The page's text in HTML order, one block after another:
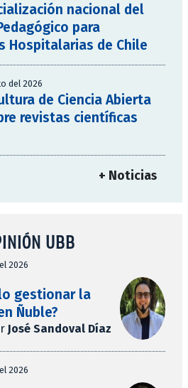
nacional del
para
Hospitalarias de Chile
del 2026
de Ciencia Abierta
revistas científicas
+ Noticias
UBB
2026
gestionar la
Ñuble?
José Sandoval Díaz
2026